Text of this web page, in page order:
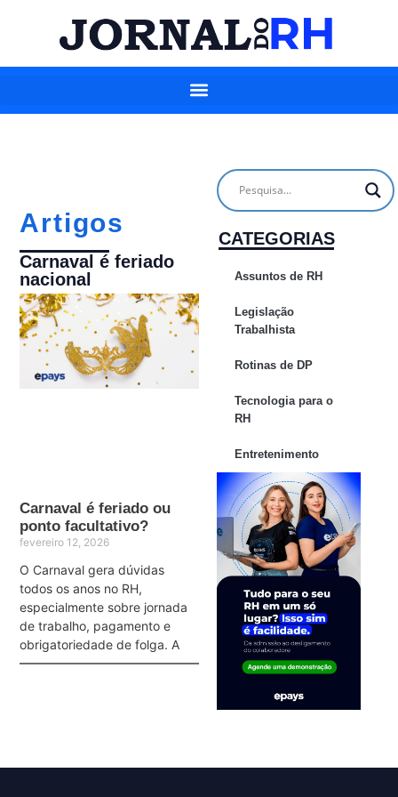
Artigos
Carnaval é feriado
nacional
Carnaval é feriado ou
ponto facultativo?
fevereiro 12, 2026
O Carnaval gera dúvidas
todos os anos no RH,
especialmente sobre jornada
de trabalho, pagamento e
obrigatoriedade de folga. A
CATEGORIAS
Assuntos de RH
Legislação
Trabalhista
Rotinas de DP
Tecnologia para o
RH
Entretenimento